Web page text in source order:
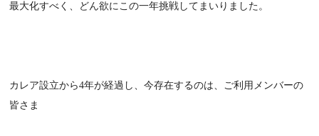
最大化すべく、どん欲にこの一年挑戦してまいりました。
カレア設立から4年が経過し、今存在するのは、ご利用メンバーの
皆さま